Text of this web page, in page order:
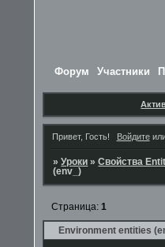
Форум Участники
Привет, Гость! Войдите
»Уроки »Свойства
(env_)
Environment entities
Страница:1